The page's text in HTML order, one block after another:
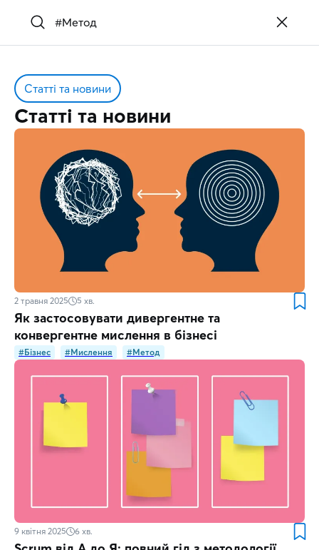
Статті та новини
Статті та новини
2 травня 2025 5 хв.
Як застосовувати дивергентне та
конвергентне мислення в бізнесі
#Бізнес #Мислення #Метод
9 квітня 2025 6 хв.